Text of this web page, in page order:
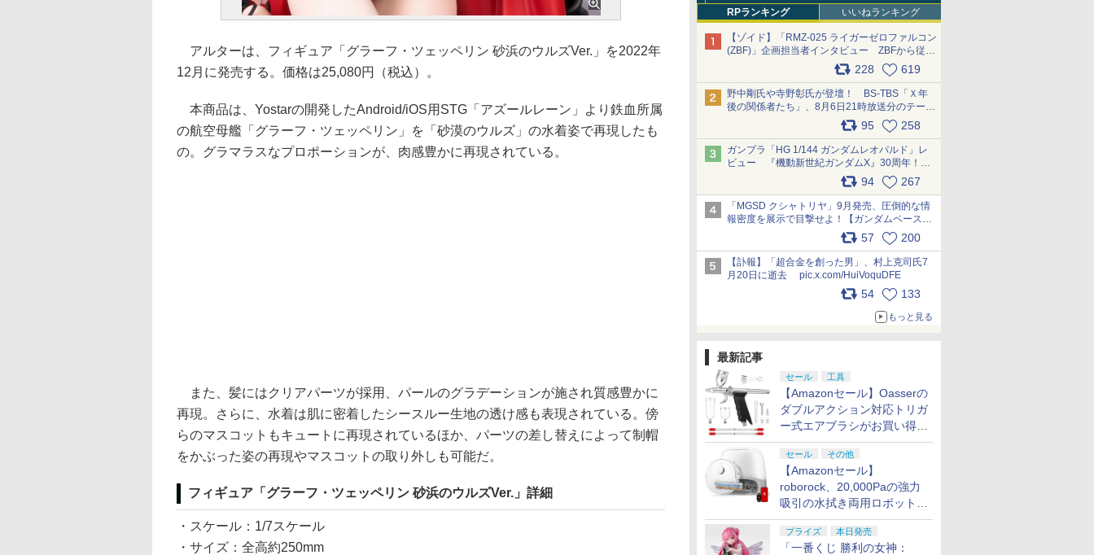
RPランキング いいねランキング
【ゾイド】「RMZ-025 ライガーゼロファルコン
(ZBF)」企画担当者インタビュー ZBFから従来
デザインまで再現可能なボリューム満点のキッ
ト pic.x.com/6zOqQAQKkX
228 619
野中剛氏や寺野彰氏が登壇！ BS-TBS「Ｘ年
後の関係者たち」、8月6日21時放送分のテーマ
は「超合金」！ pic.x.com/uWyt1uyuFm
95 258
ガンプラ「HG 1/144 ガンダムレオパルド」レ
ビュー 『機動新世紀ガンダムX』30周年！イ
ンナーアームガトリングの変形機構まで再現し
最新フォーマットでキット化！
pic.x.com/nszPIDTpbg
94 267
「MGSD クシャトリヤ」9月発売、圧倒的な情
報密度を展示で目撃せよ！【ガンダムベース撮
り下ろし】 pic.x.com/3rPjsfk7qZ
57 200
【訃報】「超合金を創った男」、村上克司氏7
月20日に逝去 pic.x.com/HuiVoquDFE
54 133
もっと見る
最新記事
セール 工具
【Amazonセール】Oasserの
ダブルアクション対応トリガ
ー式エアブラシがお買い得価
格で登場！
セール その他
【Amazonセール】
roborock、20,000Paの強力
吸引の水拭き両用ロボット掃
除機「Qrevo Curv 2 Flow」
がお買い得！
プライズ 本日発売
「一番くじ 勝利の女神：
アルターは、フィギュア「グラーフ・ツェッペリン 砂浜のウルズVer.」を2022年
12月に発売する。価格は25,080円（税込）。
本商品は、Yostarの開発したAndroid/iOS用STG「アズールレーン」より鉄血所属
の航空母艦「グラーフ・ツェッペリン」を「砂漠のウルズ」の水着姿で再現したも
の。グラマラスなプロポーションが、肉感豊かに再現されている。
また、髪にはクリアパーツが採用、パールのグラデーションが施され質感豊かに
再現。さらに、水着は肌に密着したシースルー生地の透け感も表現されている。傍
らのマスコットもキュートに再現されているほか、パーツの差し替えによって制帽
をかぶった姿の再現やマスコットの取り外しも可能だ。
フィギュア「グラーフ・ツェッペリン 砂浜のウルズVer.」詳細
・スケール：1/7スケール
・サイズ：全高約250mm